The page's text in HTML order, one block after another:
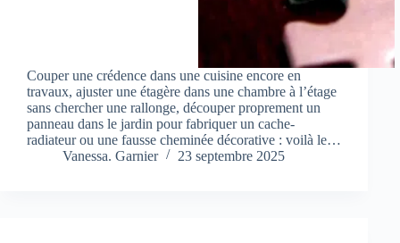
Couper une crédence dans une cuisine encore en
travaux, ajuster une étagère dans une chambre à l’étage
sans chercher une rallonge, découper proprement un
panneau dans le jardin pour fabriquer un cache-
radiateur ou une fausse cheminée décorative : voilà le…
Vanessa. Garnier
23 septembre 2025